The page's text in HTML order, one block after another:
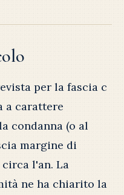
per la fascia c
a carattere
condanna (o al
margine di
l'an. La
ne ha chiarito la